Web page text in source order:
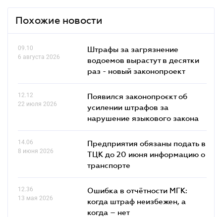
Похожие новости
09.10
6 августа 2026
Штрафы за загрязнение
водоемов вырастут в десятки
раз - новый законопроект
12.12
22 июля 2026
Появился законопроєкт об
усилении штрафов за
нарушение языкового закона
14.06
8 июня 2026
Предприятия обязаны подать в
ТЦК до 20 июня информацию о
транспорте
12.36
13 мая 2026
Ошибка в отчётности МГК:
когда штраф неизбежен, а
когда – нет